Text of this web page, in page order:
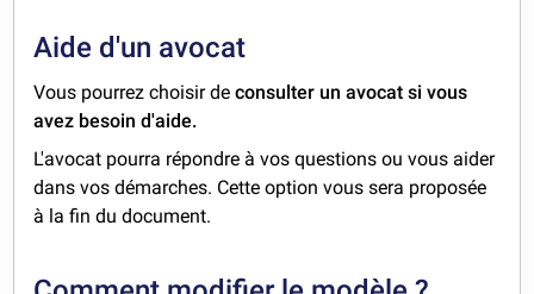
Aide d'un avocat
Vous pourrez choisir deconsulter un avocat si vous
avez besoin d'aide.
L'avocat pourra répondre à vos questions ou vous aider
dans vos démarches. Cette option vous sera proposée
à la fin du document.